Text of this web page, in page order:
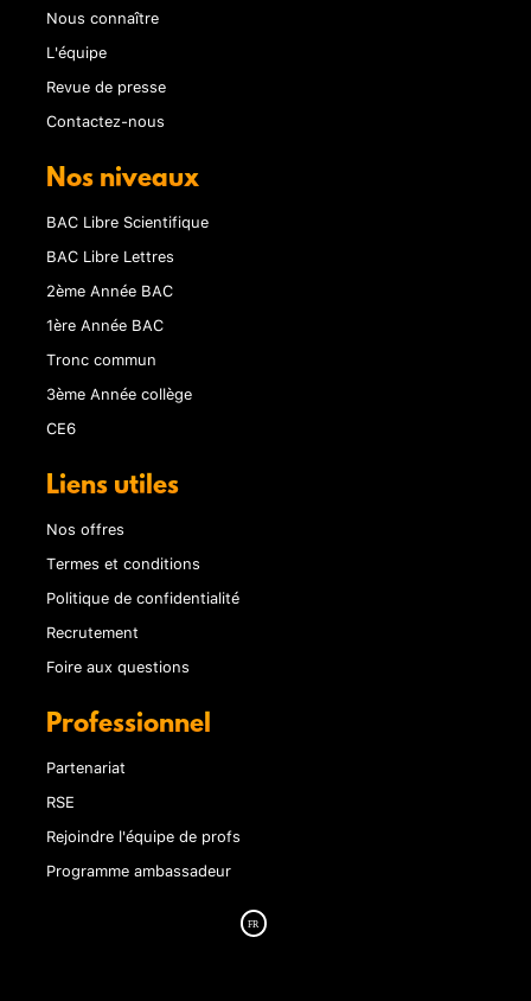
Nous connaître
L'équipe
Revue de presse
Contactez-nous
Nos niveaux
BAC Libre Scientifique
BAC Libre Lettres
2ème Année BAC
1ère Année BAC
Tronc commun
3ème Année collège
CE6
Liens utiles
Nos offres
Termes et conditions
Politique de confidentialité
Recrutement
Foire aux questions
Professionnel
Partenariat
RSE
Rejoindre l'équipe de profs
Programme ambassadeur